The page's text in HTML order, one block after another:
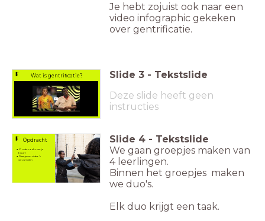
Je hebt zojuist ook naar een
video infographic gekeken
over gentrificatie.
Wat is gentrificatie? Slide 3 - Tekstslide
Deze slide heeft geen
instructies
Opdracht
Onderzoek over je
buurt
Plaatjes en video's
verzamelen
Slide 4 - Tekstslide
We gaan groepjes maken van
4 leerlingen.
Binnen het groepjes maken
we duo's.
Elk duo krijgt een taak.